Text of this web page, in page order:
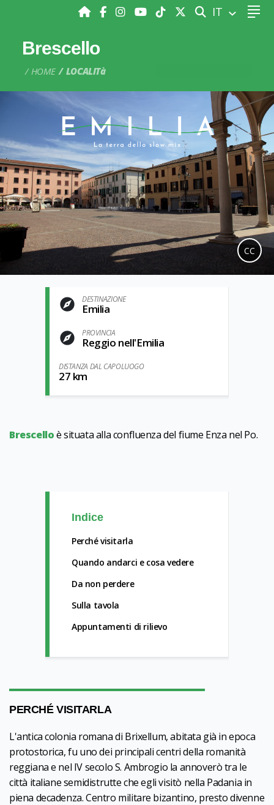
CERCA
IT
Brescello
HOME LOCALITà
CC
DESTINAZIONE
Emilia
PROVINCIA
Reggio nell'Emilia
DISTANZA DAL CAPOLUOGO
27 km
Brescelloè situata alla confluenza del fiume Enza nel Po.
Indice
Perché visitarla
Quando andarci e cosa vedere
Da non perdere
Sulla tavola
Appuntamenti di rilievo
PERCHÉ VISITARLA
L'antica colonia romana di Brixellum, abitata già in epoca
protostorica, fu uno dei principali centri della romanità
reggiana e nel IV secolo S. Ambrogio la annoverò tra le
città italiane semidistrutte che egli visitò nella Padania in
piena decadenza. Centro militare bizantino, presto divenne